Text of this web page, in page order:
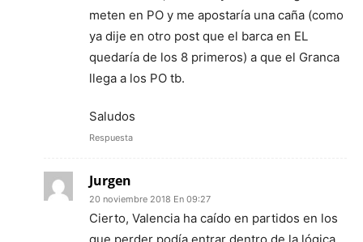
meten en PO y me apostaría una caña (como
ya dije en otro post que el barca en EL
quedaría de los 8 primeros) a que el Granca
llega a los PO tb.
Saludos
Respuesta
Jurgen
20 noviembre 2018 En 09:27
Cierto, Valencia ha caído en partidos en los
que perder podía entrar dentro de la lógica.